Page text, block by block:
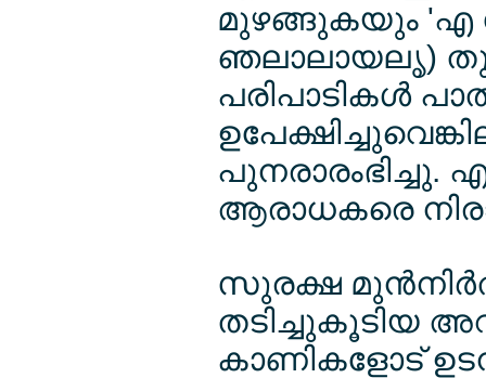
മുഴങ്ങുകയും 'എ
ഞലാലായലൃ)
പരിപാടികള്‍
പുനരാരംഭിച്ചു.
ആരാധകരെ
സുരക്ഷ
തടിച്ചുകൂടിയ
കാണികളോട്